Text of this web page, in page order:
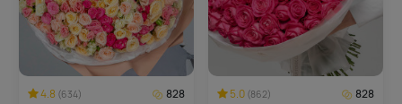
4.8 (634)
828
5.0 (862)
828